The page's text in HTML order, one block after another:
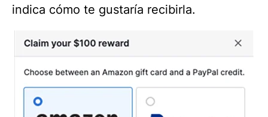
indica cómo te gustaría recibirla.